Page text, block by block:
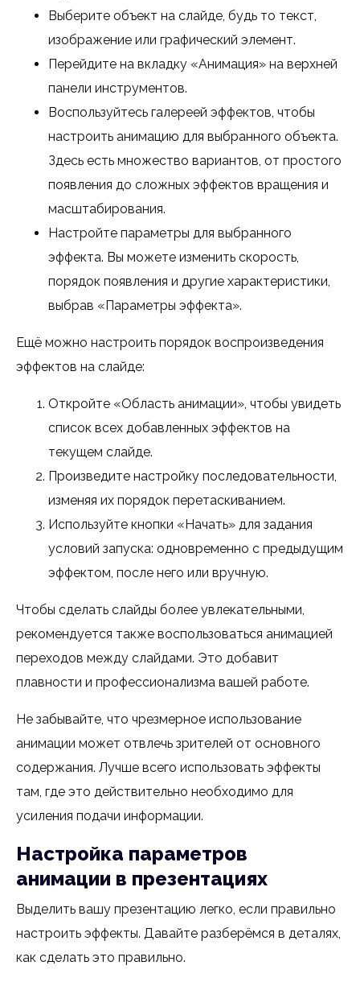
Выберите объект на слайде, будь то текст,
изображение или графический элемент.
Перейдите на вкладку «Анимация» на верхней
панели инструментов.
Воспользуйтесь галереей эффектов, чтобы
настроить анимацию для выбранного объекта.
Здесь есть множество вариантов, от простого
появления до сложных эффектов вращения и
масштабирования.
Настройте параметры для выбранного
эффекта. Вы можете изменить скорость,
порядок появления и другие характеристики,
выбрав «Параметры эффекта».
Ещё можно настроить порядок воспроизведения
эффектов на слайде:
Откройте «Область анимации», чтобы увидеть
список всех добавленных эффектов на
текущем слайде.
Произведите настройку последовательности,
изменяя их порядок перетаскиванием.
Используйте кнопки «Начать» для задания
условий запуска: одновременно с предыдущим
эффектом, после него или вручную.
Чтобы сделать слайды более увлекательными,
рекомендуется также воспользоваться анимацией
переходов между слайдами. Это добавит
плавности и профессионализма вашей работе.
Не забывайте, что чрезмерное использование
анимации может отвлечь зрителей от основного
содержания. Лучше всего использовать эффекты
там, где это действительно необходимо для
усиления подачи информации.
Настройка параметров
анимации в презентациях
Выделить вашу презентацию легко, если правильно
настроить эффекты. Давайте разберёмся в деталях,
как сделать это правильно.